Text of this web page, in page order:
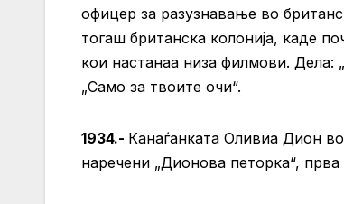
офицер за разузнавање во
тогаш британска колонија, каде
кои настанаа низа филмови. Дела:
„Само за твоите очи“.
1934.- Канаѓанката Оливиа Дион
наречени „Дионова петорка“,